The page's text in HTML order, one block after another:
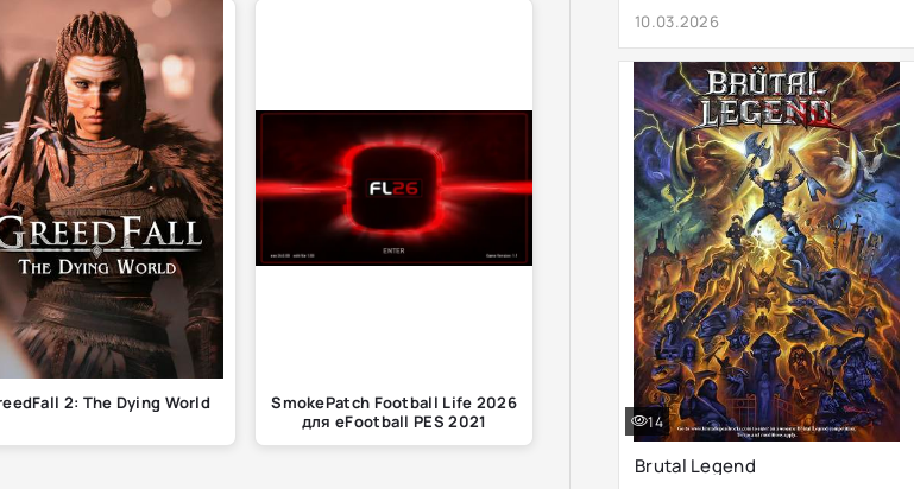
2: The Dying World
SmokePatch Football Life 2026
для eFootball PES 2021
10.03.2026
Brutal Legend
14